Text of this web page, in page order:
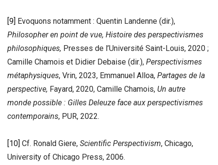
[9] Evoquons notamment : Quentin Landenne (dir.),
Philosopher en point de vue, Histoire des perspectivismes
philosophiques, Presses de l’Université Saint-Louis, 2020 ;
Camille Chamois et Didier Debaise (dir.), Perspectivismes
métaphysiques, Vrin, 2023, Emmanuel Alloa, Partages de la
perspective, Fayard, 2020, Camille Chamois, Un autre
monde possible : Gilles Deleuze face aux perspectivismes
contemporains, PUR, 2022.
[10] Cf. Ronald Giere, Scientific Perspectivism, Chicago,
University of Chicago Press, 2006.